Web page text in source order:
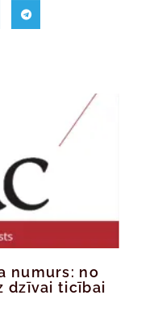
numurs: no
dzīvai ticībai